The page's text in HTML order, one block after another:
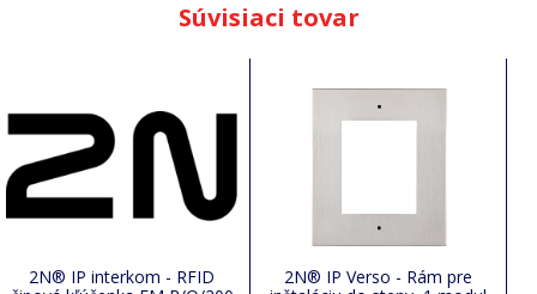
Súvisiaci tovar
2N® IP interkom - RFID
2N® IP Verso - Rám pre